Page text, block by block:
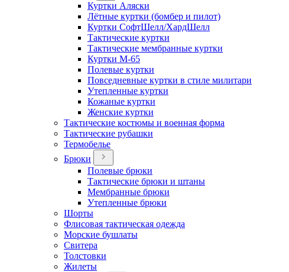
Куртки Аляски
Лётные куртки (бомбер и пилот)
Куртки СофтШелл/ХардШелл
Тактические куртки
Тактические мембранные куртки
Куртки М-65
Полевые куртки
Повседневные куртки в стиле милитари
Утепленные куртки
Кожаные куртки
Женские куртки
Тактические костюмы и военная форма
Тактические рубашки
Термобелье
Брюки
Полевые брюки
Тактические брюки и штаны
Мембранные брюки
Утепленные брюки
Шорты
Флисовая тактическая одежда
Морские бушлаты
Свитера
Толстовки
Жилеты